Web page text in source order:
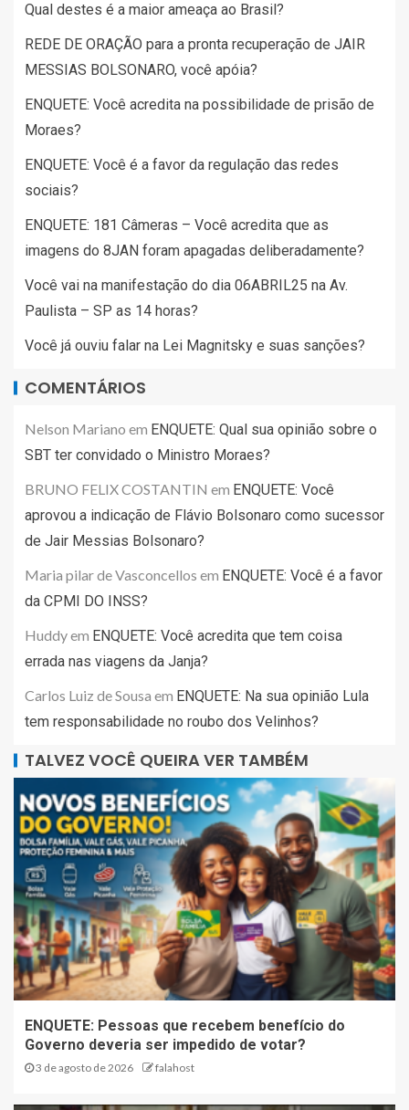
Qual destes é a maior ameaça ao Brasil?
REDE DE ORAÇÃO para a pronta recuperação de JAIR
MESSIAS BOLSONARO, você apóia?
ENQUETE: Você acredita na possibilidade de prisão de
Moraes?
ENQUETE: Você é a favor da regulação das redes
sociais?
ENQUETE: 181 Câmeras – Você acredita que as
imagens do 8JAN foram apagadas deliberadamente?
Você vai na manifestação do dia 06ABRIL25 na Av.
Paulista – SP as 14 horas?
Você já ouviu falar na Lei Magnitsky e suas sanções?
COMENTÁRIOS
Nelson Mariano em ENQUETE: Qual sua opinião sobre o
SBT ter convidado o Ministro Moraes?
BRUNO FELIX COSTANTIN em ENQUETE: Você
aprovou a indicação de Flávio Bolsonaro como sucessor
de Jair Messias Bolsonaro?
Maria pilar de Vasconcellos em ENQUETE: Você é a favor
da CPMI DO INSS?
Huddyem ENQUETE: Você acredita que tem coisa
errada nas viagens da Janja?
Carlos Luiz de Sousa em ENQUETE: Na sua opinião Lula
tem responsabilidade no roubo dos Velinhos?
TALVEZ VOCÊ QUEIRA VER TAMBÉM
ENQUETE: Pessoas que recebem benefício do
Governo deveria ser impedido de votar?
3 de agosto de 2026 falahost